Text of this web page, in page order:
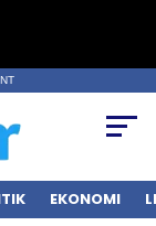
EKONOMI